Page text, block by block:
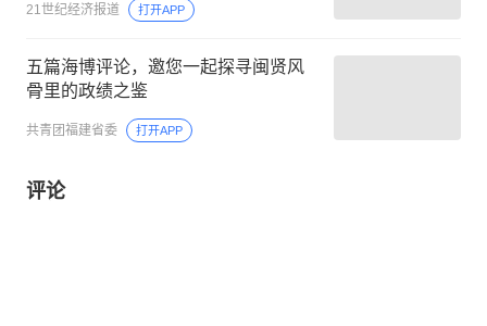
21世纪经济报道 打开APP
五篇海博评论，邀您一起探寻闽贤风
骨里的政绩之鉴
共青团福建省委 打开APP
评论